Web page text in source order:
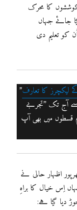
کا محرک
جائے جہاں
کو تعلیم دی
لیکچرز کا تعارف”
آج تک ’’تجربے
قسطوں میں بھی آپ
اظہار حالی نے
اِس خیال کا براہِ
دیا گیا ہے: